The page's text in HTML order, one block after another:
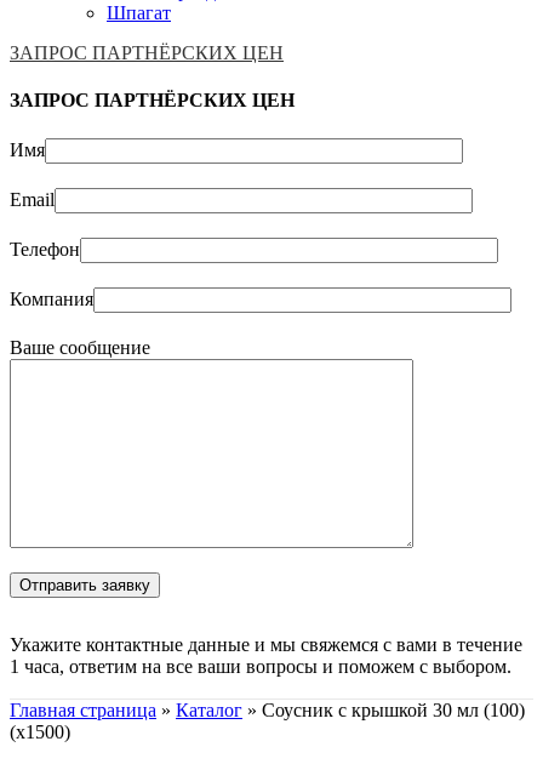
Шпагат
ЗАПРОС ПАРТНЁРСКИХ ЦЕН
ЗАПРОС ПАРТНЁРСКИХ ЦЕН
Имя
Email
Телефон
Компания
Ваше сообщение
Укажите контактные данные и мы свяжемся с вами в течение
1 часа, ответим на все ваши вопросы и поможем с выбором.
Главная страница » Каталог » Соусник с крышкой 30 мл (100)
(х1500)